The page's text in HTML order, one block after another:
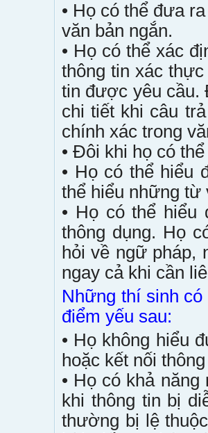
• Họ có thể đưa
văn bản ngắn.
• Họ có thể xác
thông tin xác
tin được yêu cầu.
chi tiết khi câu
chính xác trong
• Đôi khi họ có
• Họ có thể hiểu
thể hiểu những
• Họ có thể hiểu
thông dụng. Họ
hỏi về ngữ pháp,
ngay cả khi cần
Những thí sinh
điểm yếu sau:
• Họ không hiểu
hoặc kết nối
• Họ có khả
khi thông tin bị
thường bị lệ